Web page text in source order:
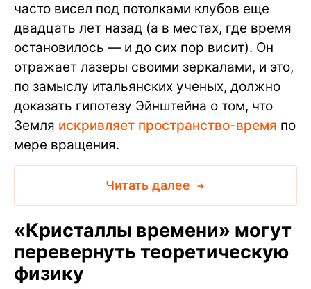
часто висел под потолками клубов еще
двадцать лет назад (а в местах, где время
остановилось — и до сих пор висит). Он
отражает лазеры своими зеркалами, и это,
по замыслу итальянских ученых, должно
доказать гипотезу Эйнштейна о том, что
Земля искривляет пространство-время по
мере вращения.
Читать далее
«Кристаллы времени» могут
перевернуть теоретическую
физику